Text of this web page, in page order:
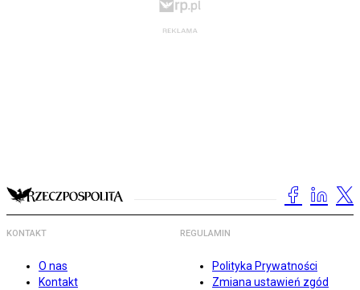
KONTAKT
O nas
Kontakt
REGULAMIN
Polityka Prywatności
Zmiana ustawień zgód